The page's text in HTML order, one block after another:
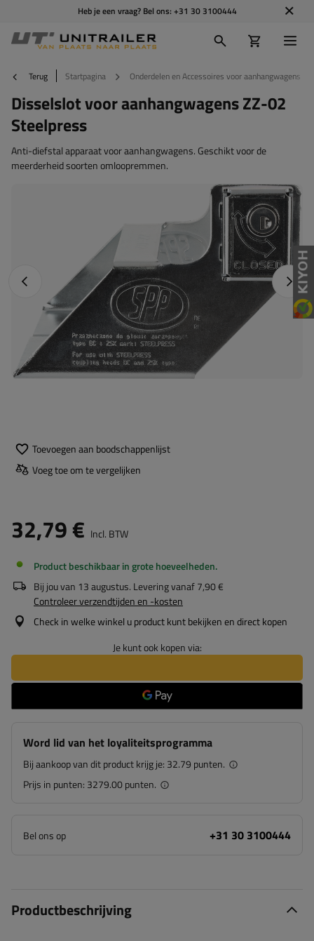
Heb je een vraag? Bel ons: +31 30 3100444
Terug Startpagina Onderdelen en Accessoires voor aanhangwagens
Disselslot voor aanhangwagens ZZ-02
Steelpress
Anti-diefstal apparaat voor aanhangwagens. Geschikt voor de
meerderheid soorten omloopremmen.
Vorige foto
Toevoegen aan boodschappenlijst
Voeg toe om te vergelijken
32,79 € Incl. BTW
Product beschikbaar in grote hoeveelheden
Bij jou van 13 augustus. Levering vanaf7,90 €
Controleer verzendtijden en -kosten
Check in welke winkel u product kunt bekijken en direct kopen
Je kunt ook kopen via:
Word lid van het loyaliteitsprogramma
Bij aankoop van dit product krijg je: 32.79 punten.
Prijs in punten: 3279.00 punten.
Bel ons op +31 30 3100444
Productbeschrijving